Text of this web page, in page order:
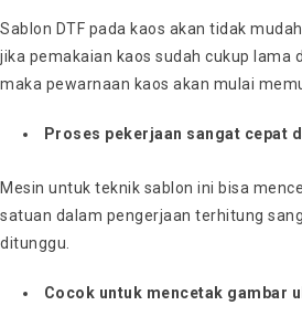
Sablon DTF pada kaos akan tidak
jika pemakaian kaos sudah cukup lama
maka pewarnaan kaos akan mulai
Proses pekerjaan sangat cepat
Mesin untuk teknik sablon ini bisa
satuan dalam pengerjaan terhitung
ditunggu.
Cocok untuk mencetak gambar